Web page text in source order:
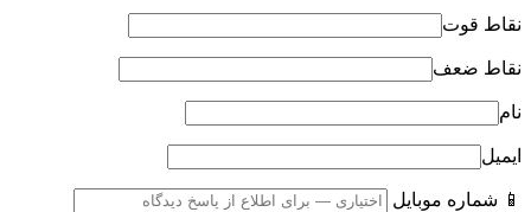
نقاط قوت
نقاط ضعف
نام
ایمیل
📱 شماره موبایل